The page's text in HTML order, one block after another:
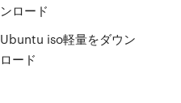
ンロード
Ubuntu iso軽量をダウン
ロード